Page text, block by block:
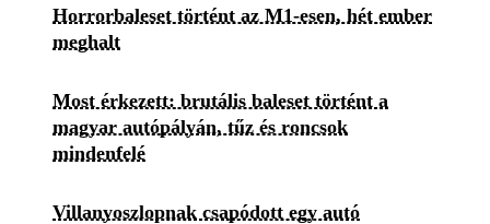
Horrorbaleset történt az M1-esen, hét ember
meghalt
Most érkezett: brutális baleset történt a
magyar autópályán, tűz és roncsok
mindenfelé
Villanyoszlopnak csapódott egy autó